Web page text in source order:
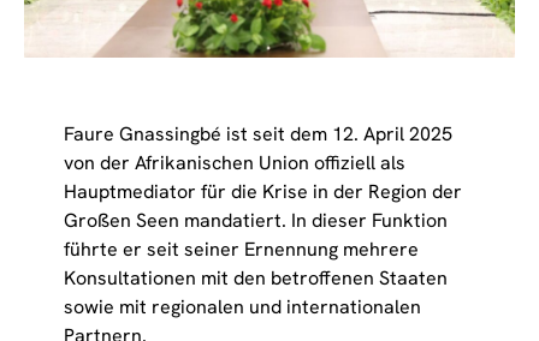
Faure Gnassingbé ist seit dem 12. April 2025
von der Afrikanischen Union offiziell als
Hauptmediator für die Krise in der Region der
Großen Seen mandatiert. In dieser Funktion
führte er seit seiner Ernennung mehrere
Konsultationen mit den betroffenen Staaten
sowie mit regionalen und internationalen